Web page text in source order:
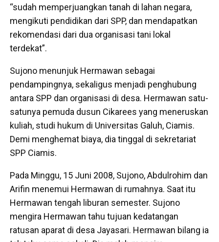
“sudah memperjuangkan tanah di lahan negara,
mengikuti pendidikan dari SPP, dan mendapatkan
rekomendasi dari dua organisasi tani lokal
terdekat”.
Sujono menunjuk Hermawan sebagai
pendampingnya, sekaligus menjadi penghubung
antara SPP dan organisasi di desa. Hermawan satu-
satunya pemuda dusun Cikarees yang meneruskan
kuliah, studi hukum di Universitas Galuh, Ciamis.
Demi menghemat biaya, dia tinggal di sekretariat
SPP Ciamis.
Pada Minggu, 15 Juni 2008, Sujono, Abdulrohim dan
Arifin menemui Hermawan di rumahnya. Saat itu
Hermawan tengah liburan semester. Sujono
mengira Hermawan tahu tujuan kedatangan
ratusan aparat di desa Jayasari. Hermawan bilang ia